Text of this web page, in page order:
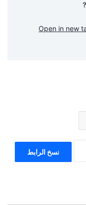
نسخ الرابط